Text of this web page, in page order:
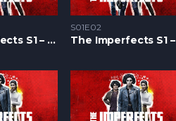
The Imperfects S1 – Epizoda 01
S01E02